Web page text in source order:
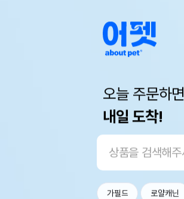
오늘 주문하면
내일 도착!
가필드 로얄캐닌